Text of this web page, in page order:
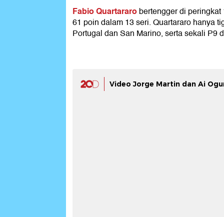
Fabio Quartararobertengger di peringkat
61 poin dalam 13 seri. Quartararo hanya
Portugal dan San Marino, serta sekali P9
Video Jorge Martin dan Ai